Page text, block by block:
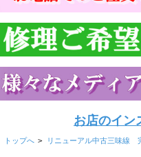
お店のイン
トップへ > リニューアル中古三味線